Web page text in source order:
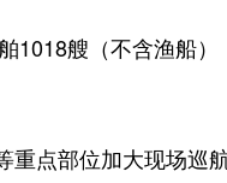
艘（不含渔船）
点部位加大现场巡